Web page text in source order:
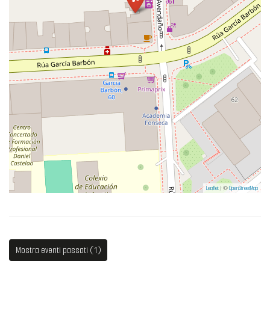
Leaflet | ©OpenStreetMap
Mostra eventi passati (1)